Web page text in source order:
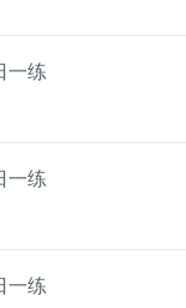
一练
一练
一练